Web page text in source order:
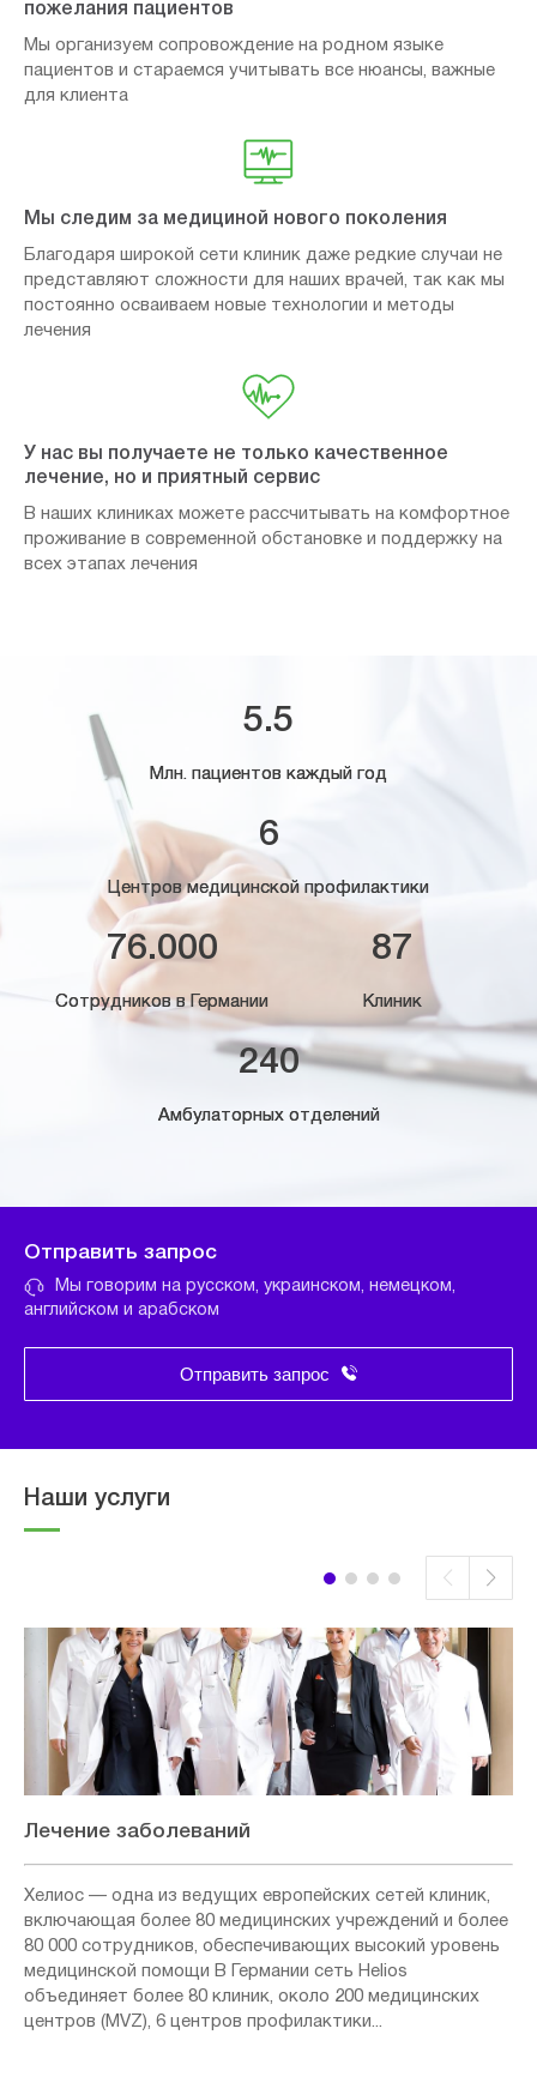
пожелания пациентов
Мы организуем сопровождение на родном языке
пациентов и стараемся учитывать все нюансы, важные
для клиента
Мы следим за медициной нового поколения
Благодаря широкой сети клиник даже редкие случаи не
представляют сложности для наших врачей, так как мы
постоянно осваиваем новые технологии и методы
лечения
У нас вы получаете не только качественное
лечение, но и приятный сервис
В наших клиниках можете рассчитывать на комфортное
проживание в современной обстановке и поддержку на
всех этапах лечения
5.5
Млн. пациентов каждый год
6
Центров медицинской профилактики
76.000
Сотрудников в Германии
87
Клиник
240
Амбулаторных отделений
Отправить запрос
Мы говорим на русском, украинском, немецком,
английском и арабском
Отправить запрос
Наши услуги
Лечение заболеваний
Хелиос — одна из ведущих европейских сетей клиник,
включающая более 80 медицинских учреждений и более
80 000 сотрудников, обеспечивающих высокий уровень
медицинской помощи В Германии сеть Helios
объединяет более 80 клиник, около 200 медицинских
центров (MVZ), 6 центров профилактики...